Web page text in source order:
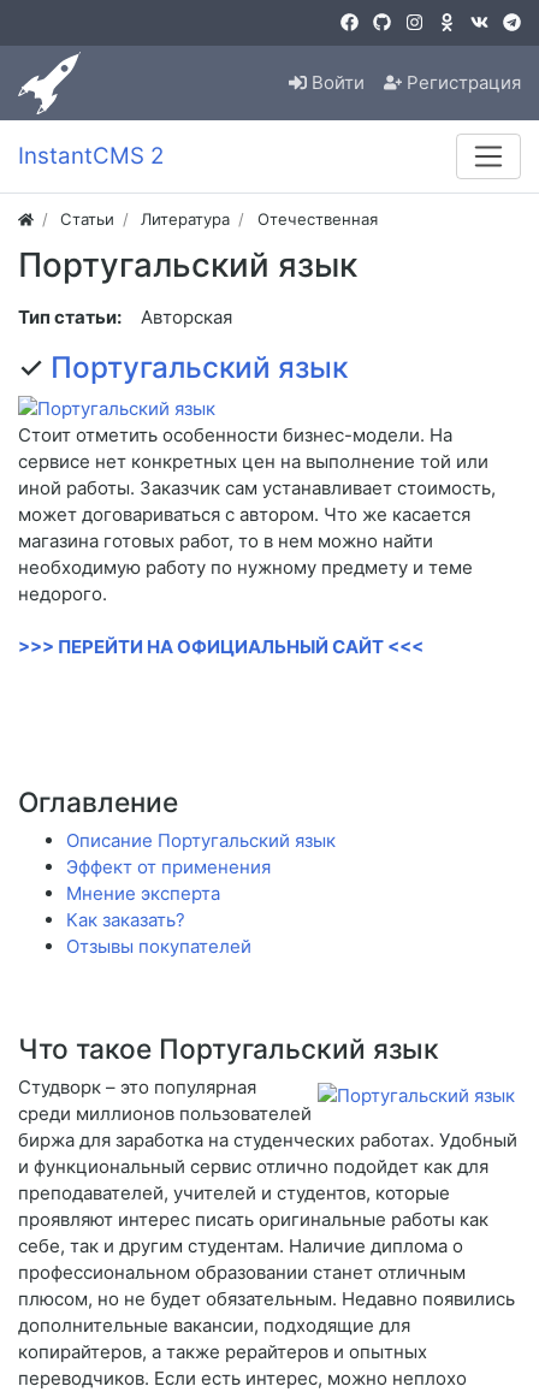
Войти Регистрация
InstantCMS 2
Статьи Литература Отечественная
Португальский язык
Тип статьи: Авторская
✓ Португальский язык
Стоит отметить особенности бизнес-модели. На
сервисе нет конкретных цен на выполнение той или
иной работы. Заказчик сам устанавливает стоимость,
может договариваться с автором. Что же касается
магазина готовых работ, то в нем можно найти
необходимую работу по нужному предмету и теме
недорого.
>>> ПЕРЕЙТИ НА ОФИЦИАЛЬНЫЙ САЙТ <<<
Оглавление
Описание Португальский язык
Эффект от применения
Мнение эксперта
Как заказать?
Отзывы покупателей
Что такое Португальский язык
Студворк – это популярная
среди миллионов пользователей
биржа для заработка на студенческих работах. Удобный
и функциональный сервис отлично подойдет как для
преподавателей, учителей и студентов, которые
проявляют интерес писать оригинальные работы как
себе, так и другим студентам. Наличие диплома о
профессиональном образовании станет отличным
плюсом, но не будет обязательным. Недавно появились
дополнительные вакансии, подходящие для
копирайтеров, а также рерайтеров и опытных
переводчиков. Если есть интерес, можно неплохо